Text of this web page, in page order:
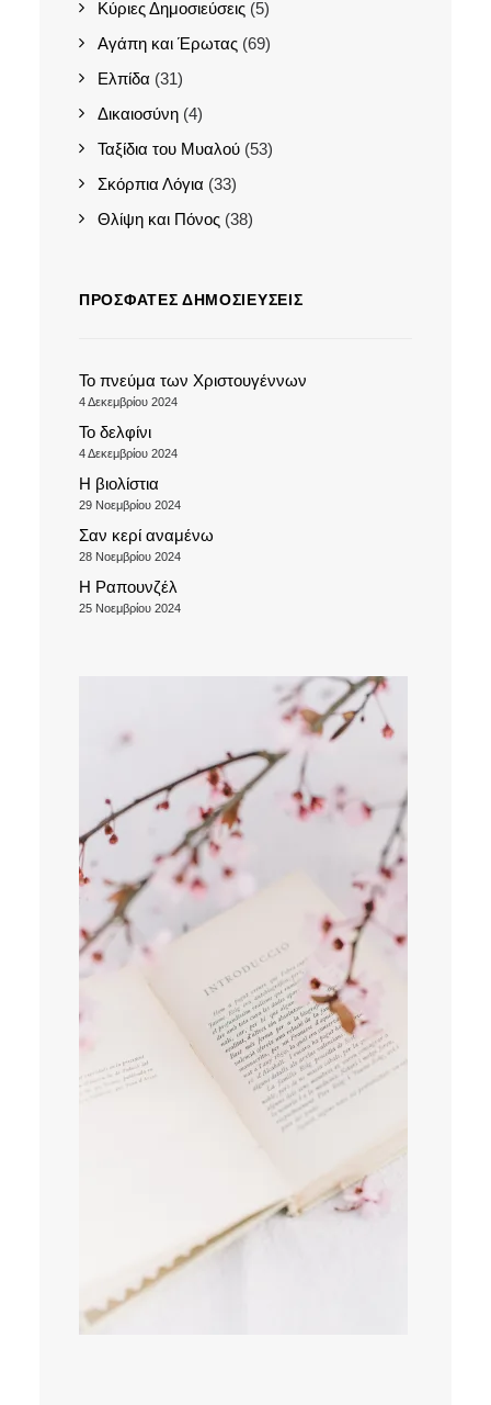
Κύριες Δημοσιεύσεις (5)
Αγάπη και Έρωτας (69)
Ελπίδα (31)
Δικαιοσύνη (4)
Ταξίδια του Μυαλού (53)
Σκόρπια Λόγια (33)
Θλίψη και Πόνος (38)
ΠΡΌΣΦΑΤΕΣ ΔΗΜΟΣΙΕΎΣΕΙΣ
Το πνεύμα των Χριστουγέννων
4 Δεκεμβρίου 2024
Το δελφίνι
4 Δεκεμβρίου 2024
Η βιολίστια
29 Νοεμβρίου 2024
Σαν κερί αναμένω
28 Νοεμβρίου 2024
Η Ραπουνζέλ
25 Νοεμβρίου 2024